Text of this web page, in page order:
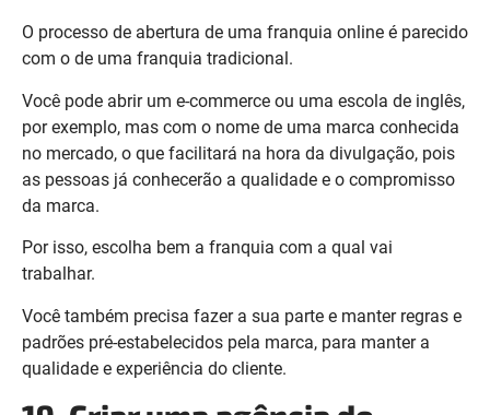
O processo de abertura de uma franquia online é parecido
com o de uma franquia tradicional.
Você pode abrir um e-commerce ou uma escola de inglês,
por exemplo, mas com o nome de uma marca conhecida
no mercado, o que facilitará na hora da divulgação, pois
as pessoas já conhecerão a qualidade e o compromisso
da marca.
Por isso, escolha bem a franquia com a qual vai
trabalhar.
Você também precisa fazer a sua parte e manter regras e
padrões pré-estabelecidos pela marca, para manter a
qualidade e experiência do cliente.